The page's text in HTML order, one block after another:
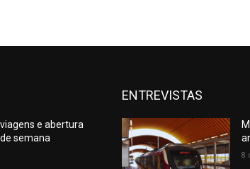
e abertura
semana
ENTREVISTAS
8